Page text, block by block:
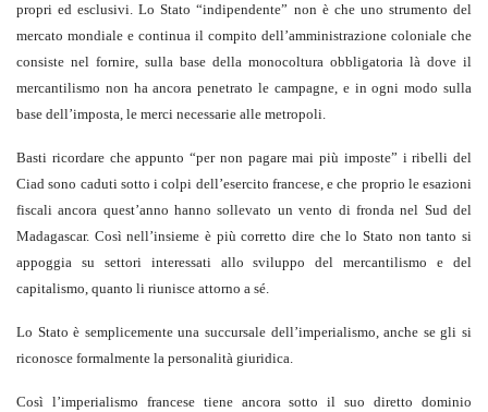
propri ed esclusivi. Lo Stato “indipendente” non è che uno strumento del
mercato mondiale e continua il compito dell’amministrazione coloniale che
consiste nel fornire, sulla base della monocoltura obbligatoria là dove il
mercantilismo non ha ancora penetrato le campagne, e in ogni modo sulla
base dell’imposta, le merci necessarie alle metropoli.
Basti ricordare che appunto “per non pagare mai più imposte” i ribelli del
Ciad sono caduti sotto i colpi dell’esercito francese, e che proprio le esazioni
fiscali ancora quest’anno hanno sollevato un vento di fronda nel Sud del
Madagascar. Così nell’insieme è più corretto dire che lo Stato non tanto si
appoggia su settori interessati allo sviluppo del mercantilismo e del
capitalismo, quanto li riunisce attorno a sé.
Lo Stato è semplicemente una succursale dell’imperialismo, anche se gli si
riconosce formalmente la personalità giuridica.
Così l’imperialismo francese tiene ancora sotto il suo diretto dominio